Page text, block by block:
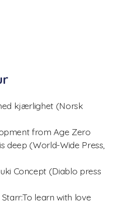
kjærlighet (Norsk
from Age Zero
deep (World-Wide Press,
Concept (Diablo press
learn with love